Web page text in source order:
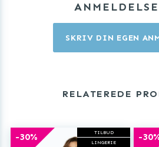
elastane, lining: 95% polyester +
SKRIV DIN EGEN
RELATEREDE
TILBUD
LINGERIE
-30% -